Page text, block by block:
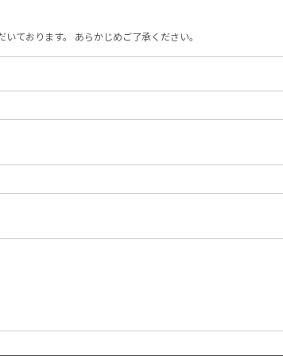
ております。 あらかじめご了承ください。